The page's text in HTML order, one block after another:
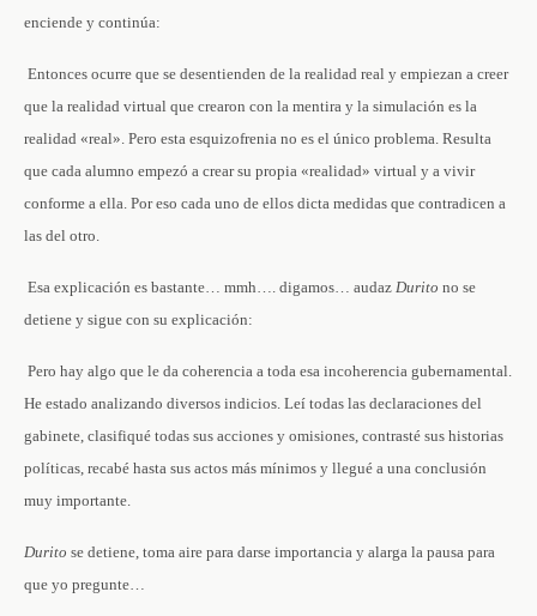
enciende y continúa:
­ Entonces ocurre que se desentienden de la realidad real y empiezan a creer
que la realidad virtual que crearon con la mentira y la simulación es la
realidad «real». Pero esta esquizofrenia no es el único problema. Resulta
que cada alumno empezó a crear su propia «realidad» virtual y a vivir
conforme a ella. Por eso cada uno de ellos dicta medidas que contradicen a
las del otro.
­ Esa explicación es bastante… mmh…. digamos… audaz ­ Durito no se
detiene y sigue con su explicación:
­ Pero hay algo que le da coherencia a toda esa incoherencia gubernamental.
He estado analizando diversos indicios. Leí todas las declaraciones del
gabinete, clasifiqué todas sus acciones y omisiones, contrasté sus historias
políticas, recabé hasta sus actos más mínimos y llegué a una conclusión
muy importante.
Durito se detiene, toma aire para darse importancia y alarga la pausa para
que yo pregunte…